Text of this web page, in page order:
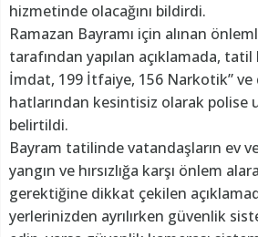
hizmetinde olacağını bildirdi.
Ramazan Bayramı için alınan
tarafından yapılan açıklamada, tatil
İmdat, 199 İtfaiye, 156 Narkotik”
hatlarından kesintisiz olarak polise
belirtildi.
Bayram tatilinde vatandaşların ev
yangın ve hırsızlığa karşı önlem
gerektiğine dikkat çekilen
yerlerinizden ayrılırken güvenlik